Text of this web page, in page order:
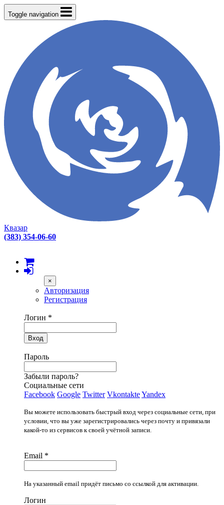
Toggle navigation
Квазар
(383) 354-06-60
×
Авторизация
Регистрация
Логин *
Вход
Пароль
Забыли пароль?
Социальные сети
Facebook Google Twitter VkontakteYandex
Вы можете использовать быстрый вход через социальные сети, при
условии, что вы уже зарегистрировались через почту и привязали
какой-то из сервисов к своей учётной записи.
Email *
На указанный email придёт письмо со ссылкой для активации.
Логин